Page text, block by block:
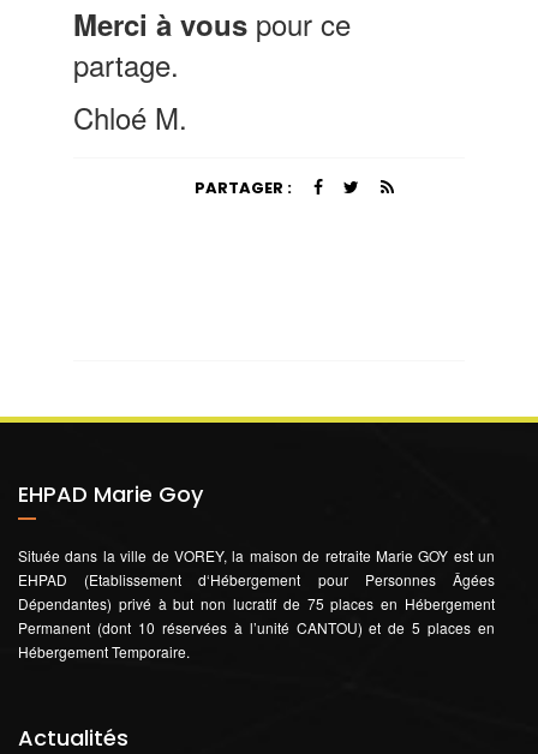
Merci à vous pour ce
partage.
Chloé M.
PARTAGER :
EHPAD Marie Goy
Située dans la ville de VOREY, la maison de retraite Marie GOY est un
EHPAD (Etablissement d‘Hébergement pour Personnes Âgées
Dépendantes) privé à but non lucratif de 75 places en Hébergement
Permanent (dont 10 réservées à l’unité CANTOU) et de 5 places en
Hébergement Temporaire.
Actualités